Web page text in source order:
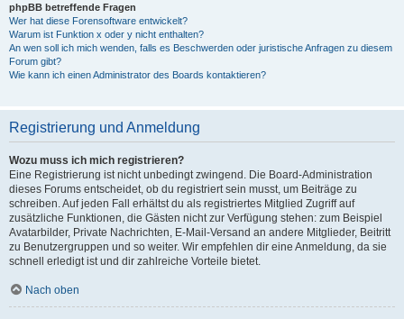
phpBB betreffende Fragen
Wer hat diese Forensoftware entwickelt?
Warum ist Funktion x oder y nicht enthalten?
An wen soll ich mich wenden, falls es Beschwerden oder juristische Anfragen zu diesem
Forum gibt?
Wie kann ich einen Administrator des Boards kontaktieren?
Registrierung und Anmeldung
Wozu muss ich mich registrieren?
Eine Registrierung ist nicht unbedingt zwingend. Die Board-Administration
dieses Forums entscheidet, ob du registriert sein musst, um Beiträge zu
schreiben. Auf jeden Fall erhältst du als registriertes Mitglied Zugriff auf
zusätzliche Funktionen, die Gästen nicht zur Verfügung stehen: zum Beispiel
Avatarbilder, Private Nachrichten, E-Mail-Versand an andere Mitglieder, Beitritt
zu Benutzergruppen und so weiter. Wir empfehlen dir eine Anmeldung, da sie
schnell erledigt ist und dir zahlreiche Vorteile bietet.
Nach oben